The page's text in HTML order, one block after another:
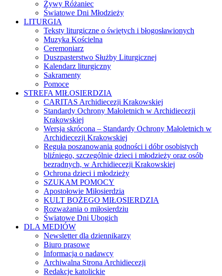
Żywy Różaniec
Światowe Dni Młodzieży
LITURGIA
Teksty liturgiczne o świętych i błogosławionych
Muzyka Kościelna
Ceremoniarz
Duszpasterstwo Służby Liturgicznej
Kalendarz liturgiczny
Sakramenty
Pomoce
STREFA MIŁOSIERDZIA
CARITAS Archidiecezji Krakowskiej
Standardy Ochrony Małoletnich w Archidiecezji
Krakowskiej
Wersja skrócona – Standardy Ochrony Małoletnich w
Archidiecezji Krakowskiej
Reguła poszanowania godności i dóbr osobistych
bliźniego, szczególnie dzieci i młodzieży oraz osób
bezradnych, w Archidiecezji Krakowskiej
Ochrona dzieci i młodzieży
SZUKAM POMOCY
Apostołowie Miłosierdzia
KULT BOŻEGO MIŁOSIERDZIA
Rozważania o miłosierdziu
Światowe Dni Ubogich
DLA MEDIÓW
Newsletter dla dziennikarzy
Biuro prasowe
Informacja o nadawcy
Archiwalna Strona Archidiecezji
Redakcje katolickie